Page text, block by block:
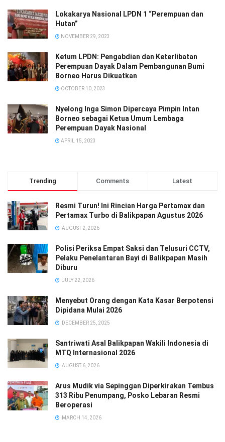
Lokakarya Nasional LPDN 1 “Perempuan dan
Hutan”
NOVEMBER 29, 2023
Ketum LPDN: Pengabdian dan Keterlibatan
Perempuan Dayak Dalam Pembangunan Bumi
Borneo Harus Dikuatkan
OCTOBER 10, 2023
Nyelong Inga Simon Dipercaya Pimpin Intan
Borneo sebagai Ketua Umum Lembaga
Perempuan Dayak Nasional
APRIL 15, 2023
Trending Comments Latest
Resmi Turun! Ini Rincian Harga Pertamax dan
Pertamax Turbo di Balikpapan Agustus 2026
AUGUST 2, 2026
Polisi Periksa Empat Saksi dan Telusuri CCTV,
Pelaku Penelantaran Bayi di Balikpapan Masih
Diburu
JULY 22, 2026
Menyebut Orang dengan Kata Kasar Berpotensi
Dipidana Mulai 2026
DECEMBER 25, 2025
Santriwati Asal Balikpapan Wakili Indonesia di
MTQ Internasional 2026
AUGUST 6, 2026
Arus Mudik via Sepinggan Diperkirakan Tembus
313 Ribu Penumpang, Posko Lebaran Resmi
Beroperasi
MARCH 14, 2026